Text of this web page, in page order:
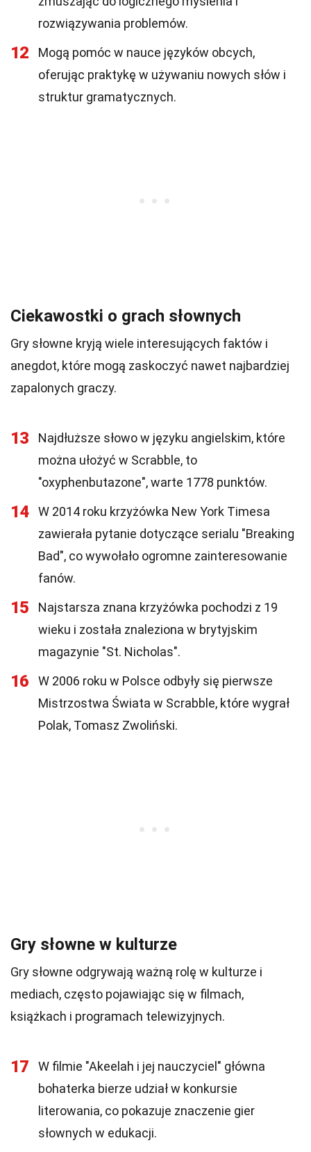
rozwiązywania problemów.
12
Mogą pomóc w nauce języków obcych,
oferując praktykę w używaniu nowych słów i
struktur gramatycznych.
Ciekawostki o grach słownych
Gry słowne kryją wiele interesujących faktów i
anegdot, które mogą zaskoczyć nawet najbardziej
zapalonych graczy.
13
Najdłuższe słowo w języku angielskim, które
można ułożyć w Scrabble, to
"oxyphenbutazone", warte 1778 punktów.
14
W 2014 roku krzyżówka New York Timesa
zawierała pytanie dotyczące serialu "Breaking
Bad", co wywołało ogromne zainteresowanie
fanów.
15
Najstarsza znana krzyżówka pochodzi z 19
wieku i została znaleziona w brytyjskim
magazynie "St. Nicholas".
16
W 2006 roku w Polsce odbyły się pierwsze
Mistrzostwa Świata w Scrabble, które wygrał
Polak, Tomasz Zwoliński.
Gry słowne w kulturze
Gry słowne odgrywają ważną rolę w kulturze i
mediach, często pojawiając się w filmach,
książkach i programach telewizyjnych.
17
W filmie "Akeelah i jej nauczyciel" główna
bohaterka bierze udział w konkursie
literowania, co pokazuje znaczenie gier
słownych w edukacji.